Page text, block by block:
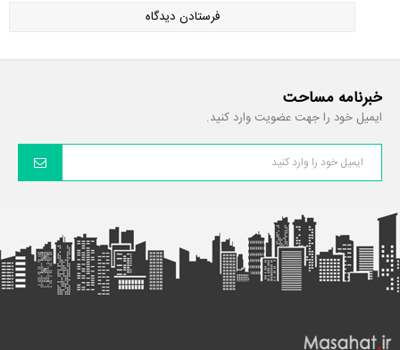
خبرنامه مساحت
ایمیل خود را جهت عضویت وارد کنید.